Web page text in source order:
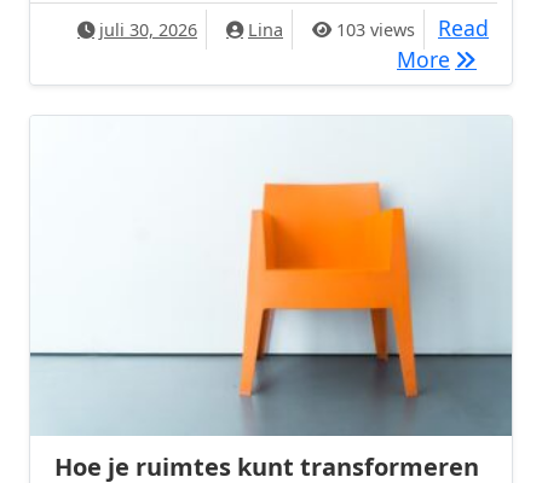
juli 30, 2026 Lina 103 views
Read
More De
Hoe je ruimtes kunt transformeren